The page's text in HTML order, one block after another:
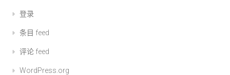
登录
条目 feed
评论 feed
WordPress.org